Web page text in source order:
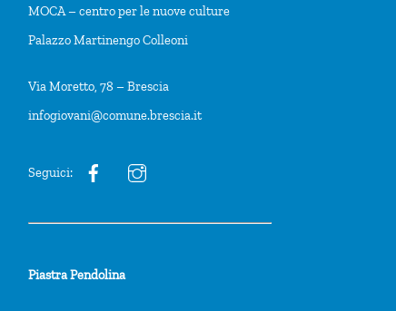
MOCA – centro per le nuove culture
Palazzo Martinengo Colleoni
Via Moretto, 78 – Brescia
infogiovani@comune.brescia.it
Seguici:
Piastra Pendolina